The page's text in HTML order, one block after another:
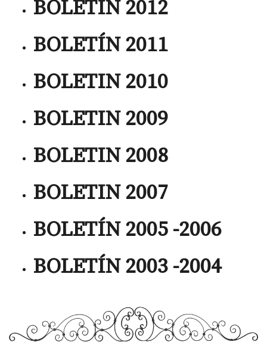
BOLETÍN 2012
BOLETÍN 2011
BOLETIN 2010
BOLETIN 2009
BOLETIN 2008
BOLETIN 2007
BOLETÍN 2005 -2006
BOLETÍN 2003 -2004